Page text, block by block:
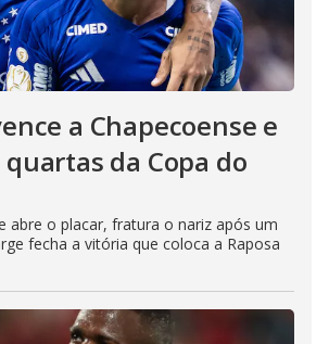
a Chapecoense e
da Copa do
abre o placar, fratura o nariz após um
fecha a vitória que coloca a Raposa